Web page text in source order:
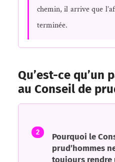
chemin, il arrive que
terminée.
Qu’est-ce qu’un
au Conseil de
2
Pourquoi le
prud’hommes
toujours rendre